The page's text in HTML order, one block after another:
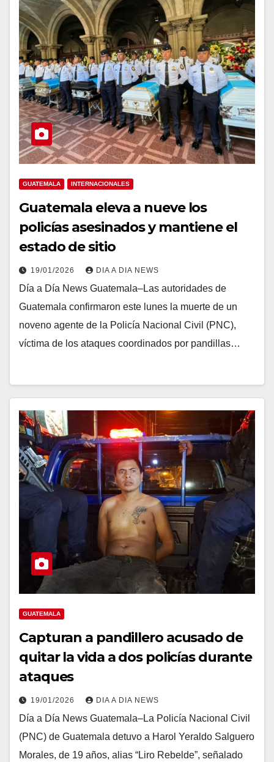
GUATEMALA INTERNACIONALES
Guatemala eleva a nueve los
policías asesinados y mantiene el
estado de sitio
19/01/2026 DIA A DIA NEWS
Día a Día News Guatemala–Las autoridades de
Guatemala confirmaron este lunes la muerte de un
noveno agente de la Policía Nacional Civil (PNC),
víctima de los ataques coordinados por pandillas…
GUATEMALA
Capturan a pandillero acusado de
quitar la vida a dos policías durante
ataques
19/01/2026 DIA A DIA NEWS
Día a Día News Guatemala–La Policía Nacional Civil
(PNC) de Guatemala detuvo a Harol Yeraldo Salguero
Morales, de 19 años, alias “Liro Rebelde”, señalado